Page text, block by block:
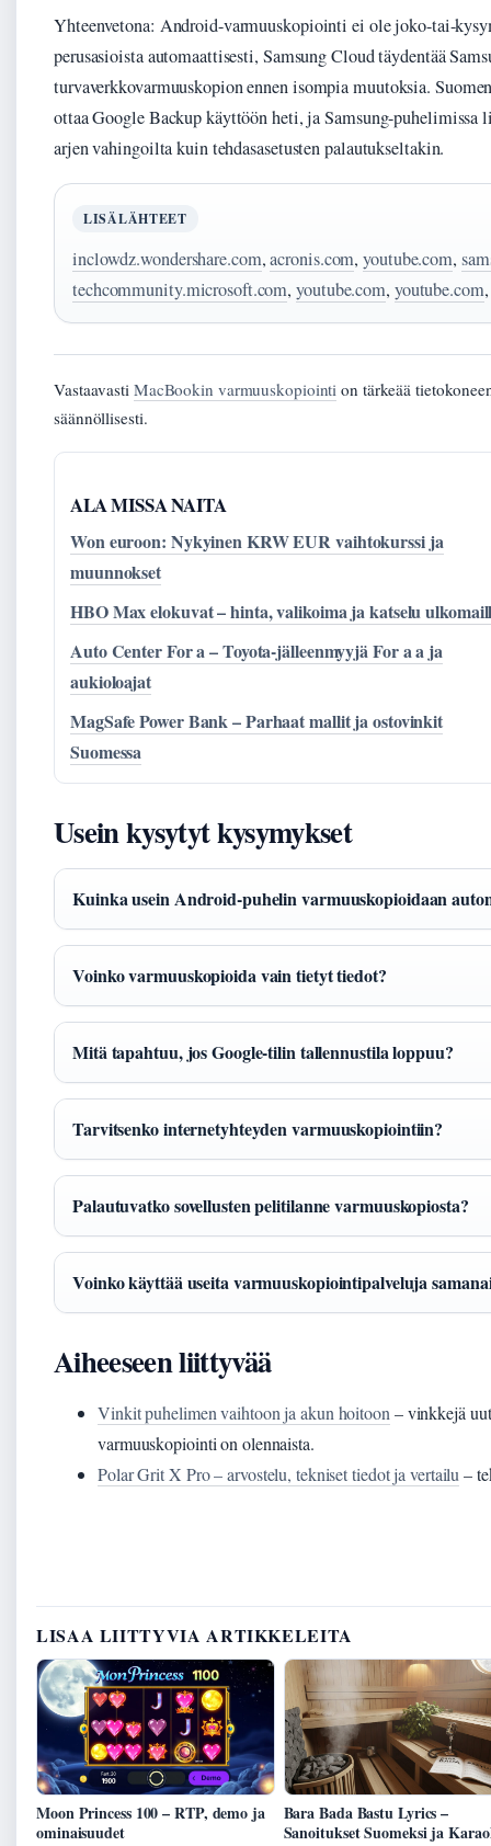
Yhteenvetona: Android-varmuuskopiointi ei ole joko-tai-
perusasioista automaattisesti, Samsung Cloud täydentää
turvaverkkovarmuuskopion ennen isompia muutoksia.
ottaa Google Backup käyttöön heti, ja Samsung-
arjen vahingoilta kuin tehdasasetusten palautukseltakin.
LISÄLÄHTEET
inclowdz.wondershare.com,acronis.com,youtube.com,
techcommunity.microsoft.com,youtube.com, youtube.com
Vastaavasti MacBookin varmuuskopiointi on tärkeää
säännöllisesti.
ALA MISSA NAITA
Won euroon: Nykyinen KRW EUR vaihtokurssi ja
muunnokset
HBO Max elokuvat – hinta, valikoima ja katselu
Auto Center For a – Toyota-jälleenmyyjä For a a ja
aukioloajat
MagSafe Power Bank – Parhaat mallit ja ostovinkit
Suomessa
Usein kysytyt kysymykset
Kuinka usein Android-puhelin varmuuskopioidaan
Voinko varmuuskopioida vain tietyt tiedot?
Mitä tapahtuu, jos Google-tilin tallennustila loppuu?
Tarvitsenko internetyhteyden varmuuskopiointiin?
Palautuvatko sovellusten pelitilanne varmuuskopiosta?
Voinko käyttää useita varmuuskopiointipalveluja
Aiheeseen liittyvää
Vinkit puhelimen vaihtoon ja akun hoitoon – vinkkejä
varmuuskopiointi on olennaista.
Polar Grit X Pro – arvostelu, tekniset tiedot ja vertailu –
LISAA LIITTYVIA ARTIKKELEITA
Moon Princess 100 – RTP, demo ja
ominaisuudet
Bara Bada Bastu Lyrics –
Sanoitukset Suomeksi ja